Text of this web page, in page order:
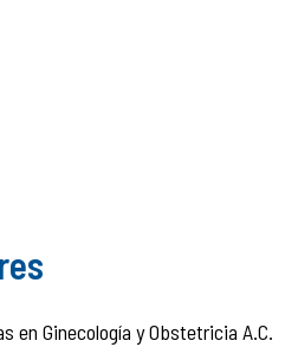
en Ginecología y Obstetricia A.C.